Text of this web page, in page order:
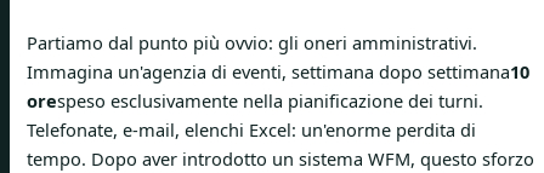
Partiamo dal punto più ovvio: gli oneri amministrativi.
Immagina un'agenzia di eventi, settimana dopo settimana10
orespeso esclusivamente nella pianificazione dei turni.
Telefonate, e-mail, elenchi Excel: un'enorme perdita di
tempo. Dopo aver introdotto un sistema WFM, questo sforzo